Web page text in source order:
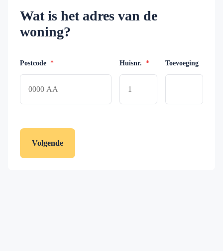
Wat is het adres van de
woning?
Postcode * Huisnr. * Toevoeging